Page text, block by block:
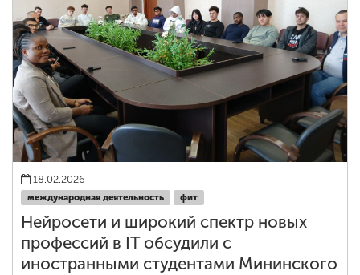
18.02.2026
международная деятельность фит
Нейросети и широкий спектр новых
профессий в IT обсудили с
иностранными студентами Мининского